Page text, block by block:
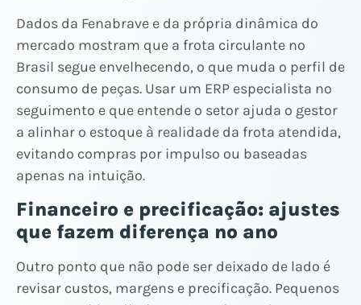
Dados da Fenabrave e da própria dinâmica do
mercado mostram que a frota circulante no
Brasil segue envelhecendo, o que muda o perfil de
consumo de peças. Usar um ERP especialista no
seguimento e que entende o setor ajuda o gestor
a alinhar o estoque à realidade da frota atendida,
evitando compras por impulso ou baseadas
apenas na intuição.
Financeiro e precificação: ajustes
que fazem diferença no ano
Outro ponto que não pode ser deixado de lado é
revisar custos, margens e precificação. Pequenos